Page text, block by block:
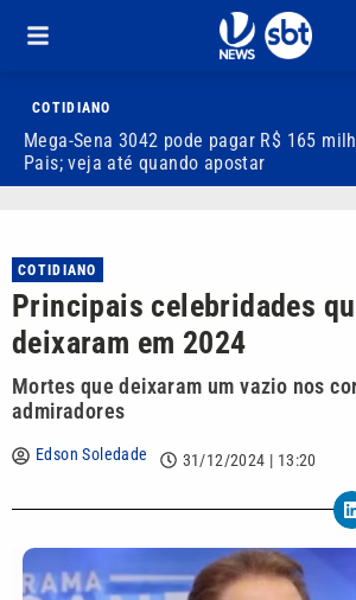
COTIDIANO
Mega-Sena 3042 pode pagar R$ 165
Pais; veja até quando apostar
COTIDIANO
Principais celebridades
deixaram em 2024
Mortes que deixaram um vazio nos
admiradores
Edson Soledade 31/12/2024 | 13:20